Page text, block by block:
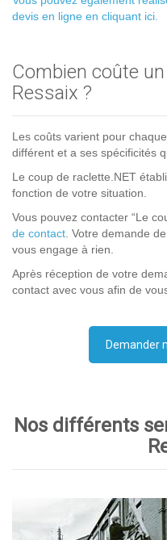
devis en ligne en cliquant ici.
Combien coûte
Ressaix ?
Les coûts varient pour
différent et a ses spécificités
Le coup de raclette.NET
fonction de votre situation.
Vous pouvez contacter “Le
de contact. Votre demande
vous engage à rien.
Après réception de votre
contact avec vous afin de
Demander
Nos différents